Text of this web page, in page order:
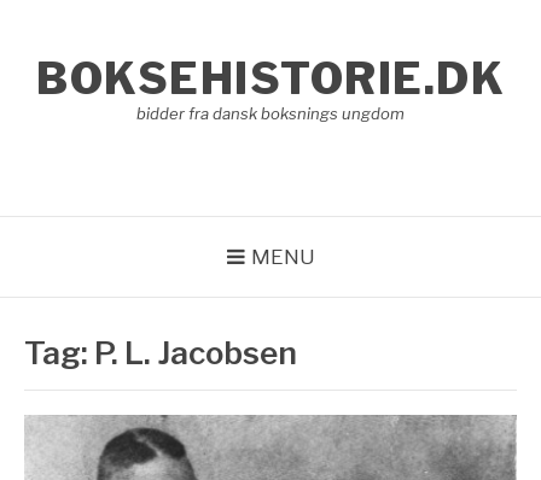
indholdBOKSEHISTORIE.DK
bidder fra dansk boksnings ungdom
MENU
Tag: P. L. Jacobsen